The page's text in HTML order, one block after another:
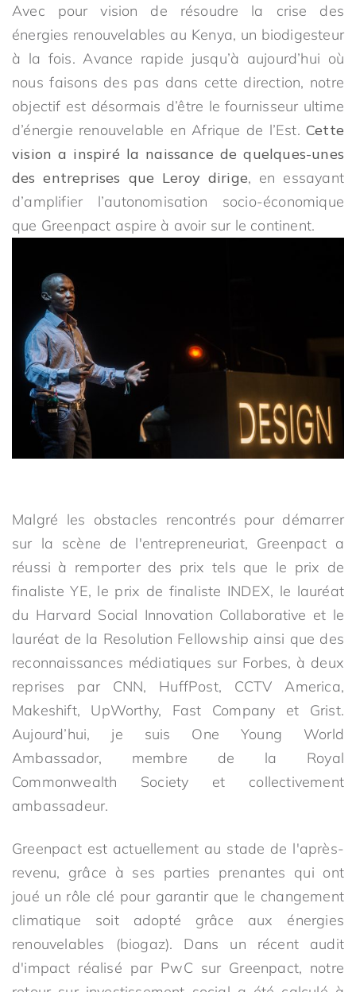
Avec pour vision de résoudre la crise des
énergies renouvelables au Kenya, un biodigesteur
à la fois. Avance rapide jusqu’à aujourd’hui où
nous faisons des pas dans cette direction, notre
objectif est désormais d’être le fournisseur ultime
d’énergie renouvelable en Afrique de l’Est. Cette
vision a inspiré la naissance de quelques-unes
des entreprises que Leroy dirige, en essayant
d’amplifier l’autonomisation socio-économique
que Greenpact aspire à avoir sur le continent.
Malgré les obstacles rencontrés pour démarrer
sur la scène de l'entrepreneuriat, Greenpact a
réussi à remporter des prix tels que le prix de
finaliste YE, le prix de finaliste INDEX, le lauréat
du Harvard Social Innovation Collaborative et le
lauréat de la Resolution Fellowship ainsi que des
reconnaissances médiatiques sur Forbes, à deux
reprises par CNN, HuffPost, CCTV America,
Makeshift, UpWorthy, Fast Company et Grist.
Aujourd’hui, je suis One Young World
Ambassador, membre de la Royal
Commonwealth Society et collectivement
ambassadeur.
Greenpact est actuellement au stade de l'après-
revenu, grâce à ses parties prenantes qui ont
joué un rôle clé pour garantir que le changement
climatique soit adopté grâce aux énergies
renouvelables (biogaz). Dans un récent audit
d'impact réalisé par PwC sur Greenpact, notre